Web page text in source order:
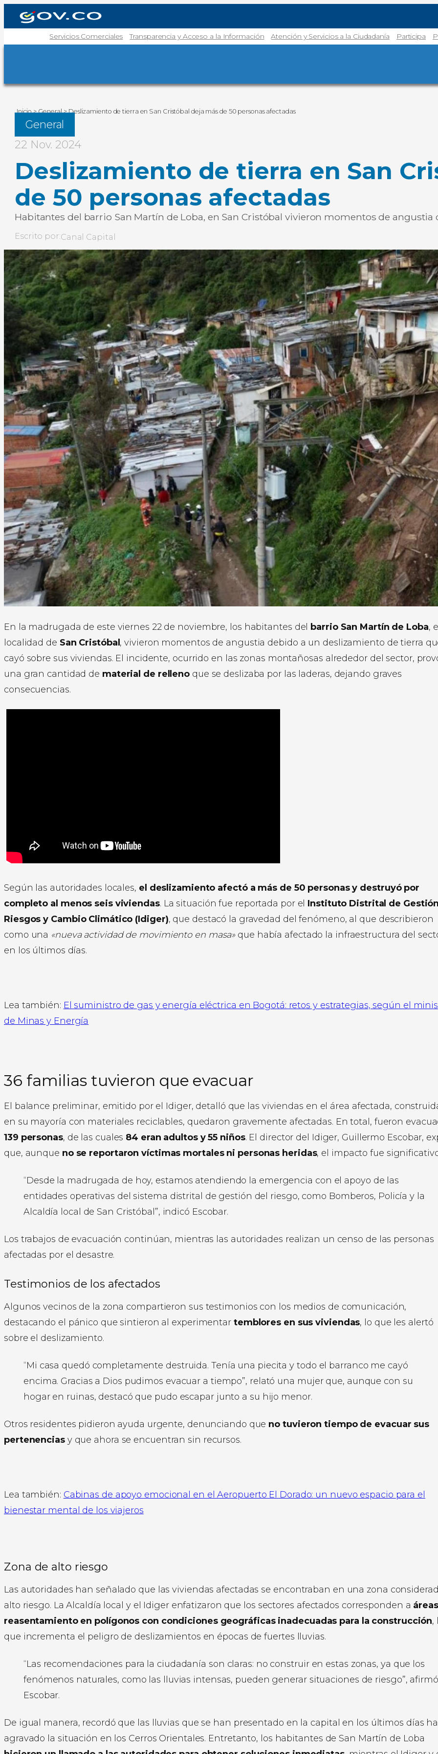
Servicios Comerciales Transparencia y Acceso a la Información Atención y Servicios a la Ciudadanía Participa
Inicio>General>Deslizamiento de tierra en San Cristóbal deja más de 50 personas afectadas
General
22 Nov. 2024
Deslizamiento de tierra en San
de 50 personas afectadas
Habitantes del barrio San Martín de Loba, en San Cristóbal vivieron momentos de
Escrito por:Canal Capital
En la madrugada de este viernes 22 de noviembre, los habitantes del barrio San Martín de Loba,
localidad de San Cristóbal, vivieron momentos de angustia debido a un deslizamiento de tierra
cayó sobre sus viviendas. El incidente, ocurrido en las zonas montañosas alrededor del sector,
una gran cantidad de material de relleno que se deslizaba por las laderas, dejando graves
consecuencias.
Según las autoridades locales, el deslizamiento afectó a más de 50 personas y destruyó por
completo al menos seis viviendas. La situación fue reportada por el Instituto Distrital de
Riesgos y Cambio Climático (Idiger), que destacó la gravedad del fenómeno, al que describieron
como una «nueva actividad de movimiento en masa»que había afectado la infraestructura del
en los últimos días.
Lea también: El suministro de gas y energía eléctrica en Bogotá: retos y estrategias, según el
de Minas y Energía
36 familias tuvieron que evacuar
El balance preliminar, emitido por el Idiger, detalló que las viviendas en el área afectada,
en su mayoría con materiales reciclables, quedaron gravemente afectadas. En total, fueron
139 personas, de las cuales 84 eran adultos y 55 niños. El director del Idiger, Guillermo Escobar,
que, aunque no se reportaron víctimas mortales ni personas heridas, el impacto fue
“Desde la madrugada de hoy, estamos atendiendo la emergencia con el apoyo de las
entidades operativas del sistema distrital de gestión del riesgo, como Bomberos, Policía y la
Alcaldía local de San Cristóbal”, indicó Escobar.
Los trabajos de evacuación continúan, mientras las autoridades realizan un censo de las personas
afectadas por el desastre.
Testimonios de los afectados
Algunos vecinos de la zona compartieron sus testimonios con los medios de comunicación,
destacando el pánico que sintieron al experimentar temblores en sus viviendas, lo que les alertó
sobre el deslizamiento.
“Mi casa quedó completamente destruida. Tenía una piecita y todo el barranco me cayó
encima. Gracias a Dios pudimos evacuar a tiempo”, relató una mujer que, aunque con su
hogar en ruinas, destacó que pudo escapar junto a su hijo menor.
Otros residentes pidieron ayuda urgente, denunciando que no tuvieron tiempo de evacuar sus
pertenenciasy que ahora se encuentran sin recursos.
Lea también: Cabinas de apoyo emocional en el Aeropuerto El Dorado: un nuevo espacio para el
bienestar mental de los viajeros
Zona de alto riesgo
Las autoridades han señalado que las viviendas afectadas se encontraban en una zona
alto riesgo. La Alcaldía local y el Idiger enfatizaron que los sectores afectados corresponden a
reasentamiento en polígonos con condiciones geográficas inadecuadas para la construcción,
que incrementa el peligro de deslizamientos en épocas de fuertes lluvias.
“Las recomendaciones para la ciudadanía son claras: no construir en estas zonas, ya que los
fenómenos naturales, como las lluvias intensas, pueden generar situaciones de riesgo”, afirmó
Escobar.
De igual manera, recordó que las lluvias que se han presentado en la capital en los últimos días
agravado la situación en los Cerros Orientales. Entretanto, los habitantes de San Martín de Loba